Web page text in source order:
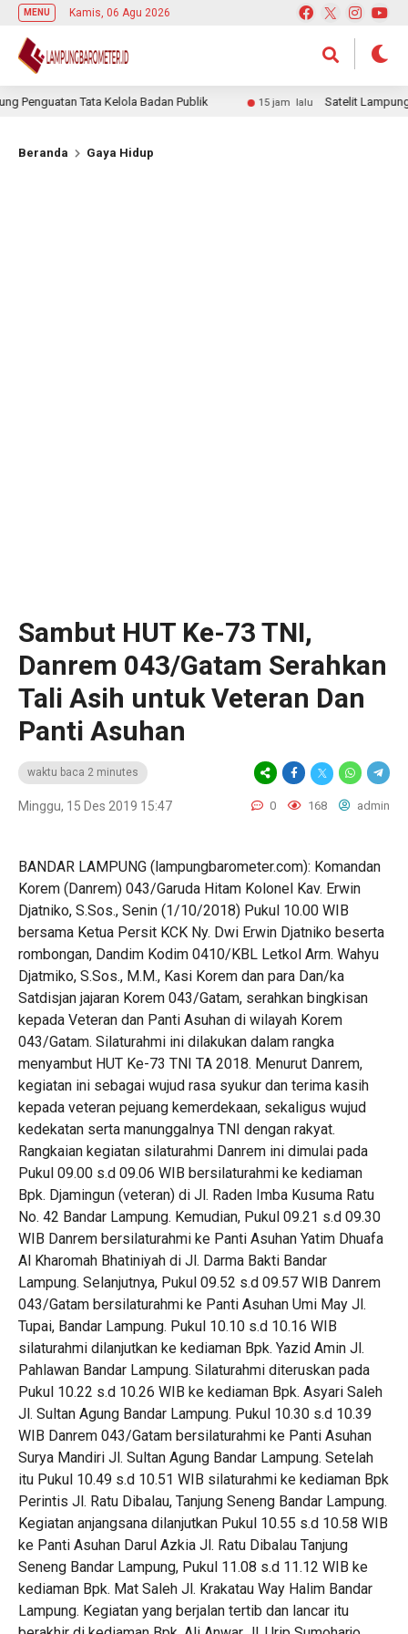
MENU Kamis, 06 Agu 2026
Tata Kelola Badan Publik 15 jam lalu Satelit Lampung-1
Beranda Gaya Hidup
Sambut HUT Ke-73 TNI,
Danrem 043/Gatam Serahkan
Tali Asih untuk Veteran Dan
Panti Asuhan
waktu baca 2 minutes
Minggu, 15 Des 2019 15:47 0 168 admin
BANDAR LAMPUNG (lampungbarometer.com): Komandan
Korem (Danrem) 043/Garuda Hitam Kolonel Kav. Erwin
Djatniko, S.Sos., Senin (1/10/2018) Pukul 10.00 WIB
bersama Ketua Persit KCK Ny. Dwi Erwin Djatniko beserta
rombongan, Dandim Kodim 0410/KBL Letkol Arm. Wahyu
Djatmiko, S.Sos., M.M., Kasi Korem dan para Dan/ka
Satdisjan jajaran Korem 043/Gatam, serahkan bingkisan
kepada Veteran dan Panti Asuhan di wilayah Korem
043/Gatam. Silaturahmi ini dilakukan dalam rangka
menyambut HUT Ke-73 TNI TA 2018. Menurut Danrem,
kegiatan ini sebagai wujud rasa syukur dan terima kasih
kepada veteran pejuang kemerdekaan, sekaligus wujud
kedekatan serta manunggalnya TNI dengan rakyat.
Rangkaian kegiatan silaturahmi Danrem ini dimulai pada
Pukul 09.00 s.d 09.06 WIB bersilaturahmi ke kediaman
Bpk. Djamingun (veteran) di Jl. Raden Imba Kusuma Ratu
No. 42 Bandar Lampung. Kemudian, Pukul 09.21 s.d 09.30
WIB Danrem bersilaturahmi ke Panti Asuhan Yatim Dhuafa
Al Kharomah Bhatiniyah di Jl. Darma Bakti Bandar
Lampung. Selanjutnya, Pukul 09.52 s.d 09.57 WIB Danrem
043/Gatam bersilaturahmi ke Panti Asuhan Umi May Jl.
Tupai, Bandar Lampung. Pukul 10.10 s.d 10.16 WIB
silaturahmi dilanjutkan ke kediaman Bpk. Yazid Amin Jl.
Pahlawan Bandar Lampung. Silaturahmi diteruskan pada
Pukul 10.22 s.d 10.26 WIB ke kediaman Bpk. Asyari Saleh
Jl. Sultan Agung Bandar Lampung. Pukul 10.30 s.d 10.39
WIB Danrem 043/Gatam bersilaturahmi ke Panti Asuhan
Surya Mandiri Jl. Sultan Agung Bandar Lampung. Setelah
itu Pukul 10.49 s.d 10.51 WIB silaturahmi ke kediaman Bpk
Perintis Jl. Ratu Dibalau, Tanjung Seneng Bandar Lampung.
Kegiatan anjangsana dilanjutkan Pukul 10.55 s.d 10.58 WIB
ke Panti Asuhan Darul Azkia Jl. Ratu Dibalau Tanjung
Seneng Bandar Lampung, Pukul 11.08 s.d 11.12 WIB ke
kediaman Bpk. Mat Saleh Jl. Krakatau Way Halim Bandar
Lampung. Kegiatan yang berjalan tertib dan lancar itu